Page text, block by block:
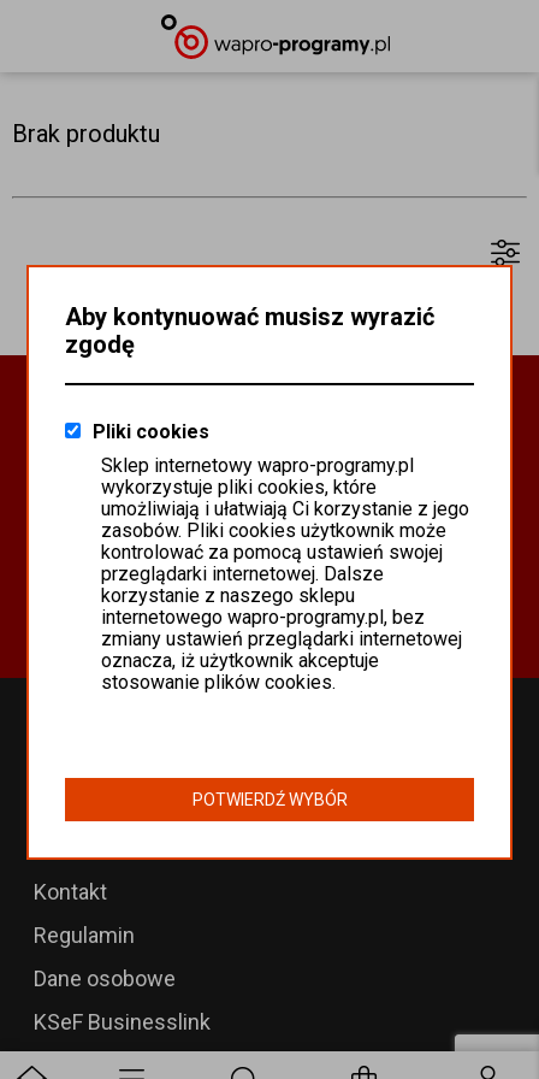
Brak produktu
PROGRAMY WAPRO ERP
PROGRAMY MISTRAL
SYSTEM SCANMAG
Oferta
Programy Asseco WAPRO
Odnowienia 365 i aktualizacje
Programy WAPRO
Kontakt
Regulamin
Dane osobowe
KSeF Businesslink
Aby kontynuować musisz wyrazić
zgodę
Pliki cookies
Sklep internetowy wapro-programy.pl
wykorzystuje pliki cookies, które
umożliwiają i ułatwiają Ci korzystanie z jego
zasobów. Pliki cookies użytkownik może
kontrolować za pomocą ustawień swojej
przeglądarki internetowej. Dalsze
korzystanie z naszego sklepu
internetowego wapro-programy.pl, bez
zmiany ustawień przeglądarki internetowej
oznacza, iż użytkownik akceptuje
stosowanie plików cookies.
POTWIERDŹ WYBÓR